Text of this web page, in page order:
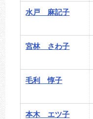
水戸 麻記子
宮林 さわ子
毛利 惇子
本木 エツ子